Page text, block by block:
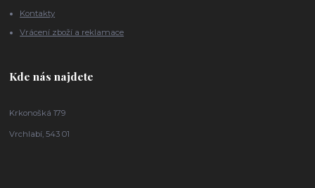
Kontakty
Vrácení zboží a reklamace
Kde nás najdete
Krkonošká 179
Vrchlabí, 543 01